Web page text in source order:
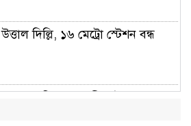
উত্তাল দিল্লি, ১৬ মেট্রো স্টেশন বন্ধ